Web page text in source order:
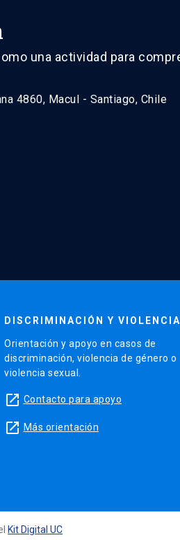
una actividad para
4860, Macul - Santiago, Chile
DISCRIMINACIÓN Y VIOLENCIA
Orientación y apoyo en casos de
discriminación, violencia de género o
violencia sexual.
launch Contacto para apoyo
launch Más orientación
Kit Digital UC